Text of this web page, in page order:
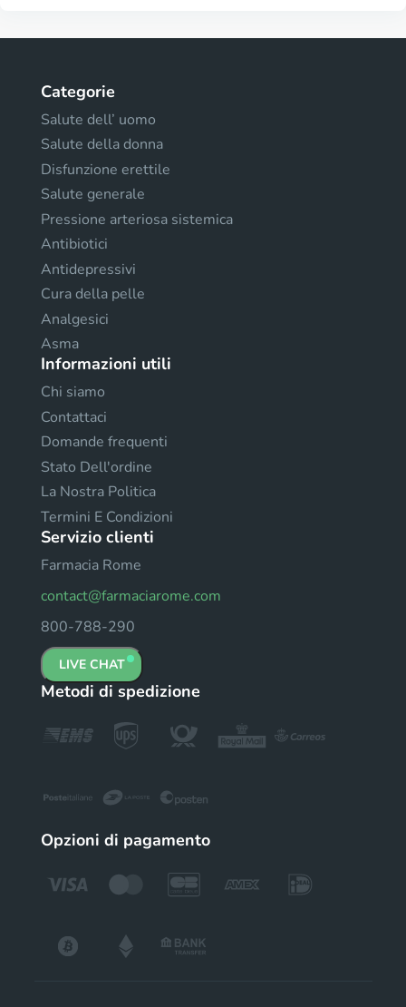
Categorie
Salute dell’ uomo
Salute della donna
Disfunzione erettile
Salute generale
Pressione arteriosa sistemica
Antibiotici
Antidepressivi
Cura della pelle
Analgesici
Asma
Informazioni utili
Chi siamo
Contattaci
Domande frequenti
Stato Dell'ordine
La Nostra Politica
Termini E Condizioni
Servizio clienti
Farmacia Rome
contact@farmaciarome.com
800-788-290
LIVE CHAT
Metodi di spedizione
Opzioni di pagamento